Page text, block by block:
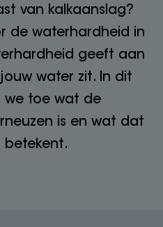
van kalkaanslag?
de waterhardheid in
geeft aan
water zit. In dit
we toe wat de
is en wat dat
betekent.